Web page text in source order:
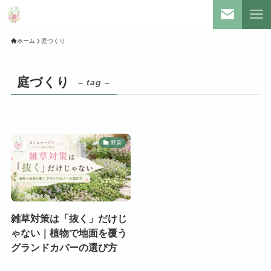
ホーム 庭づくり
庭づくり – tag –
野菜
雑草対策は「抜く」だけじ
ゃない｜植物で地面を覆う
グランドカバーの選び方